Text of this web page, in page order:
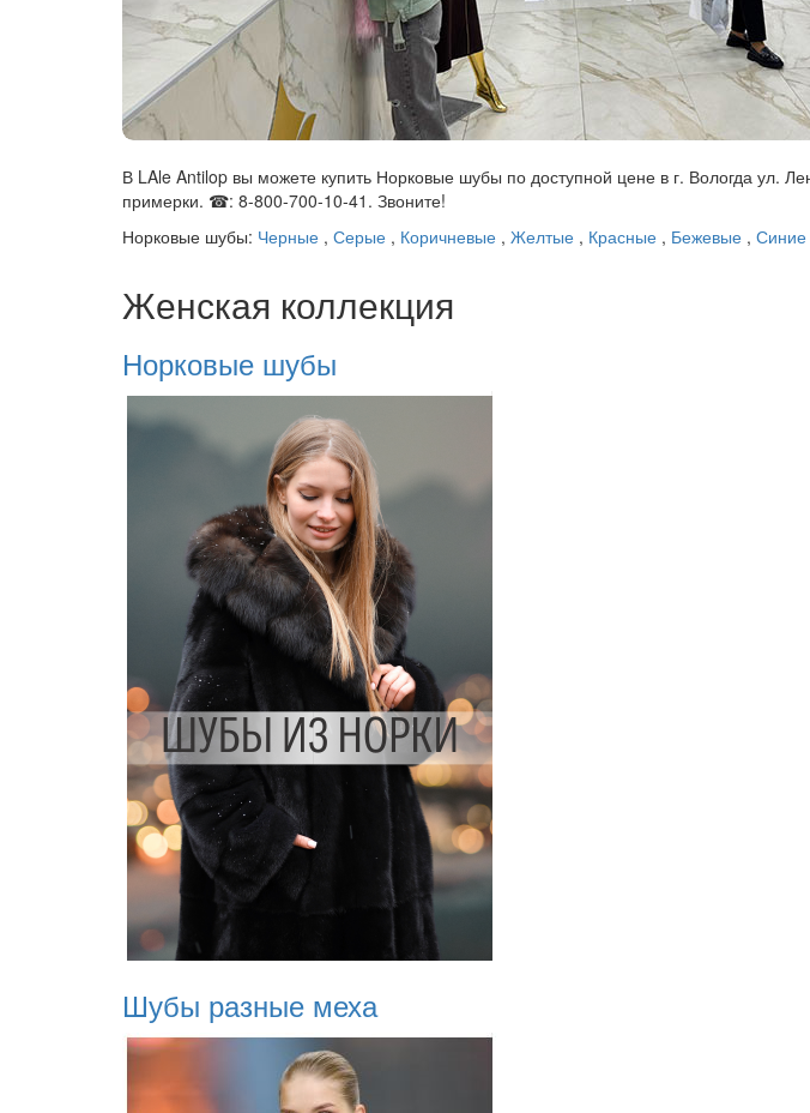
В LAle Antilop вы можете купить Норковые шубы по доступной цене в г. Вологда ул.
примерки. ☎: 8-800-700-10-41. Звоните!
Норковые шубы: Черные , Серые , Коричневые , Желтые , Красные , Бежевые , Синие
Женская коллекция
Норковые шубы
Шубы разные меха